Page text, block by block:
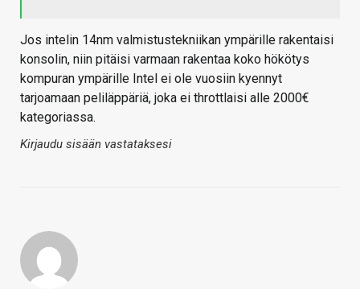
Jos intelin 14nm valmistustekniikan ympärille rakentaisi
konsolin, niin pitäisi varmaan rakentaa koko hökötys
kompuran ympärille Intel ei ole vuosiin kyennyt
tarjoamaan peliläppäriä, joka ei throttlaisi alle 2000€
kategoriassa.
Kirjaudu sisään vastataksesi